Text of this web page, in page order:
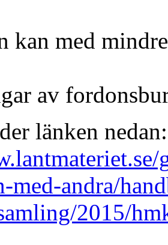
kan med
av
länken nedan:
med-andra/
2015/